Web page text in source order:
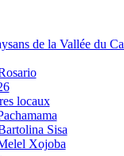
de la Vallée du
locaux
Sisa
Xojoba